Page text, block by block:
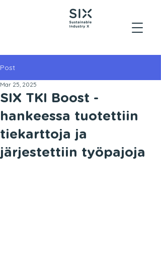
Post
SIX TKI Boost -
hankeessa tuotettiin
tiekarttoja ja
järjestettiin työpajoja
Mar 25, 2025